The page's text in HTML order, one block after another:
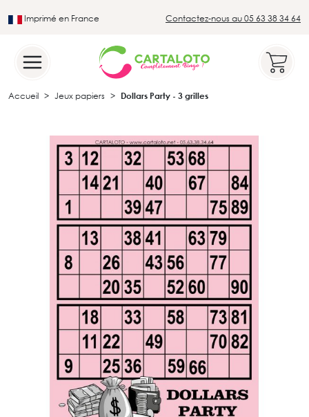
Imprimé en France Contactez-nous au 05 63 38 34 64
Accueil Jeux papiers Dollars Party - 3 grilles